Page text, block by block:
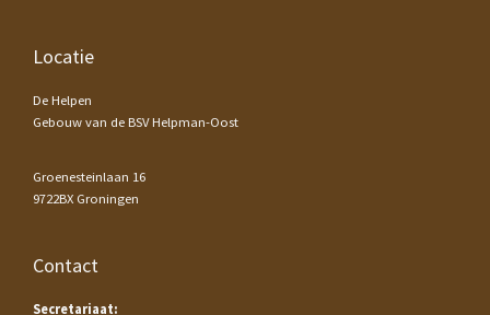
Footer
Locatie
De Helpen
Gebouw van de BSV Helpman-Oost
Groenesteinlaan 16
9722BX Groningen
Contact
Secretariaat: